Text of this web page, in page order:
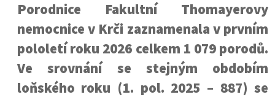
Porodnice Fakultní Thomayerovy
nemocnice v Krči zaznamenala v prvním
pololetí roku 2026 celkem 1 079 porodů.
Ve srovnání se stejným obdobím
loňského roku (1. pol. 2025 – 887) se